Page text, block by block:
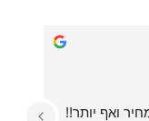
ואף יותר!!